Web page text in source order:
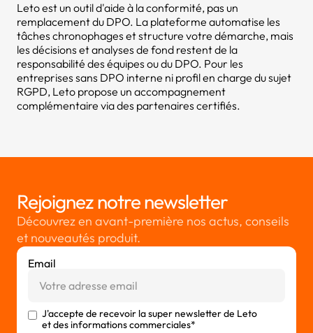
Leto est un outil d'aide à la conformité, pas un
remplacement du DPO. La plateforme automatise les
tâches chronophages et structure votre démarche, mais
les décisions et analyses de fond restent de la
responsabilité des équipes ou du DPO. Pour les
entreprises sans DPO interne ni profil en charge du sujet
RGPD, Leto propose un accompagnement
complémentaire via des partenaires certifiés.
Rejoignez notre newsletter
Découvrez en avant-première nos actus, conseils
et nouveautés produit.
Email
J'accepte de recevoir la super newsletter de Leto
et des informations commerciales*